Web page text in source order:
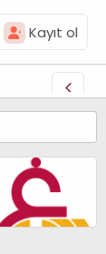
Kayıt ol